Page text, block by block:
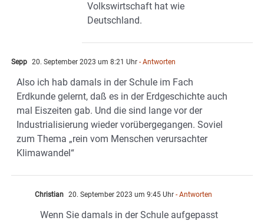
Volkswirtschaft hat wie
Deutschland.
Sepp 20. September 2023 um 8:21 Uhr - Antworten
Also ich hab damals in der Schule im Fach
Erdkunde gelernt, daß es in der Erdgeschichte auch
mal Eiszeiten gab. Und die sind lange vor der
Industrialisierung wieder vorübergegangen. Soviel
zum Thema „rein vom Menschen verursachter
Klimawandel“
Christian 20. September 2023 um 9:45 Uhr - Antworten
Wenn Sie damals in der Schule aufgepasst